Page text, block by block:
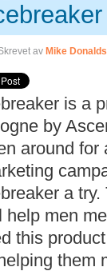
av Mike
is a
by
around for
a
help men
this
them